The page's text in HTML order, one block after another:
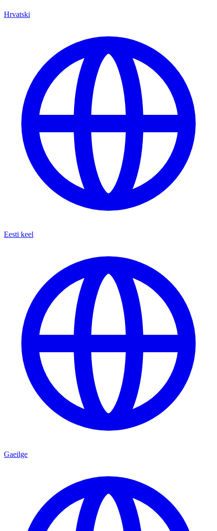
Hrvatski
Eesti keel
Gaeilge